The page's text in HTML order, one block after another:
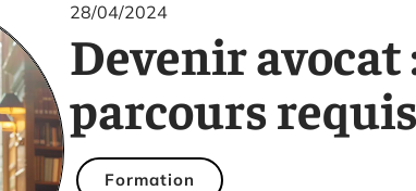
28/04/2024
Devenir avocat
parcours
Formation